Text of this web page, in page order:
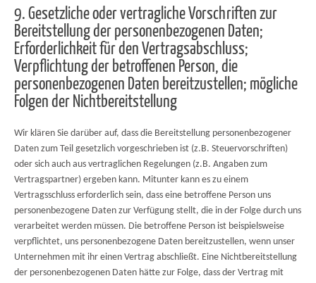
9. Gesetzliche oder vertragliche Vorschriften zur
Bereitstellung der personenbezogenen Daten;
Erforderlichkeit für den Vertragsabschluss;
Verpflichtung der betroffenen Person, die
personenbezogenen Daten bereitzustellen; mögliche
Folgen der Nichtbereitstellung
Wir klären Sie darüber auf, dass die Bereitstellung personenbezogener
Daten zum Teil gesetzlich vorgeschrieben ist (z.B. Steuervorschriften)
oder sich auch aus vertraglichen Regelungen (z.B. Angaben zum
Vertragspartner) ergeben kann. Mitunter kann es zu einem
Vertragsschluss erforderlich sein, dass eine betroffene Person uns
personenbezogene Daten zur Verfügung stellt, die in der Folge durch uns
verarbeitet werden müssen. Die betroffene Person ist beispielsweise
verpflichtet, uns personenbezogene Daten bereitzustellen, wenn unser
Unternehmen mit ihr einen Vertrag abschließt. Eine Nichtbereitstellung
der personenbezogenen Daten hätte zur Folge, dass der Vertrag mit